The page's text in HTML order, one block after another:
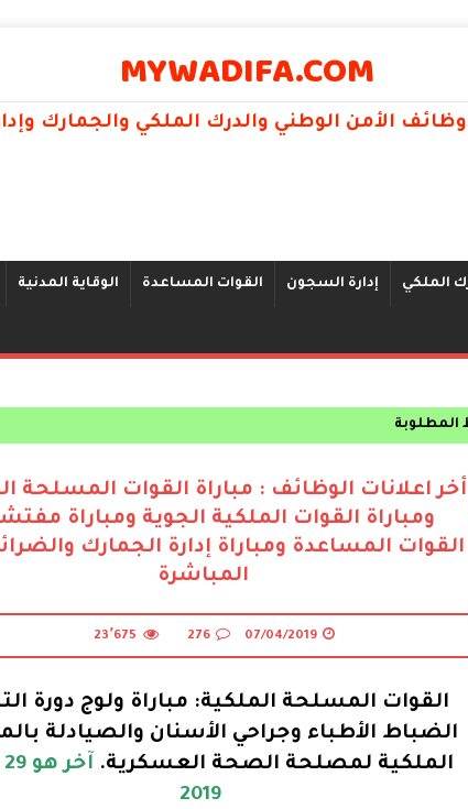
MYWADIFA.COM
الأمن الوطني والدرك الملكي والجمارك
الملكي إدارة السجون القوات المساعدة الوقاية المدنية
2025
أخر اعلانات الوظائف : مباراة القوات المسلحة
ومباراة القوات الملكية الجوية ومباراة
القوات المساعدة ومباراة إدارة الجمارك
المباشرة
07/04/2019
276 23٬675
القوات المسلحة الملكية: مباراة ولوج دورة
الضباط الأطباء وجراحي الأسنان والصيادلة
الملكية لمصلحة الصحة العسكرية.
2019